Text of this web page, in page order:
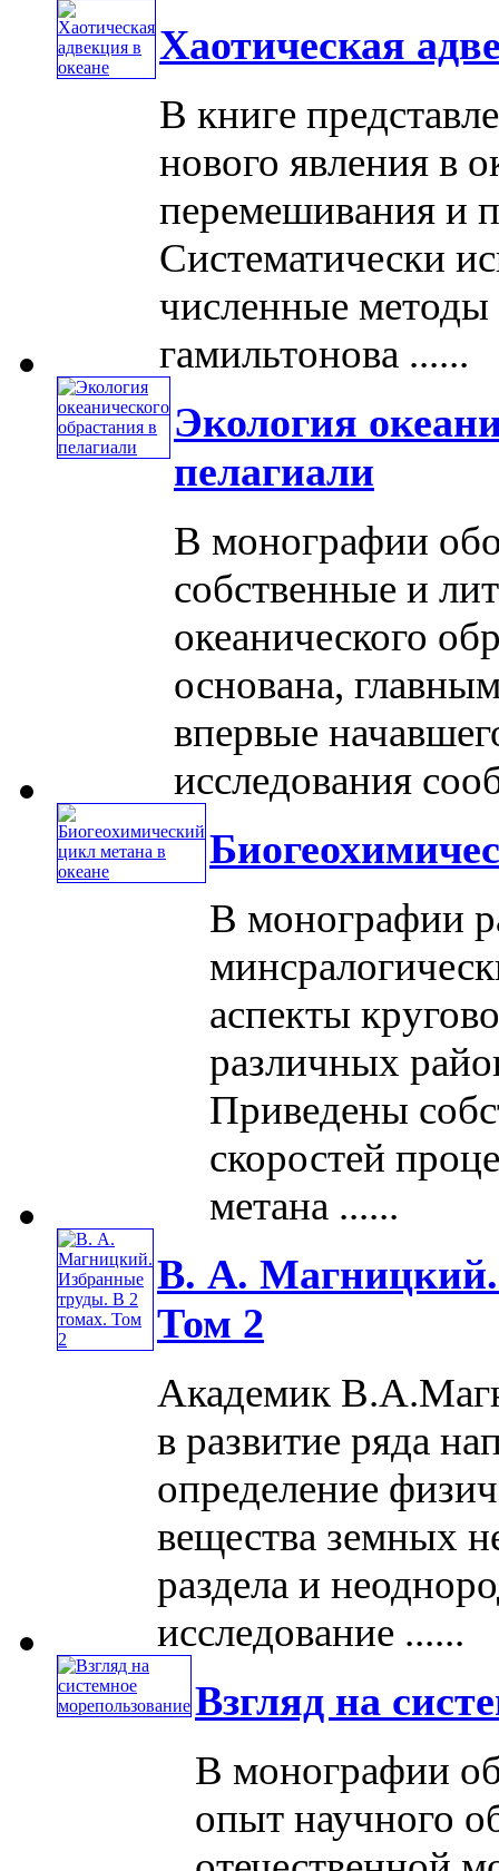
Хаотическая
В книге
нового явления в
перемешивания и
Систематически
численные методы
гамильтонова ......
Экология
пелагиали
В монографии
собственные и
океанического
основана,
впервые
исследования
В монографии
аспекты
различных
Приведены
скоростей
метана ......
В. А. Магницкий.
Том 2
Академик
в развитие ряда
определение
вещества земных
раздела и
исследование ......
Взгляд на
В монографии
опыт научного